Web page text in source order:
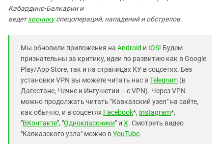
Кабардино-Балкарии и
ведетхроникуспецопераций, нападений и обстрелов.
Мы обновили приложения на Android и IOS! Будем
признательны за критику, идеи по развитию как в Google
Play/App Store, так и на страницах КУ в соцсетях. Без
установки VPN вы можете читать нас вTelegram (в
Дагестане, Чечне и Ингушетии – с VPN). Через VPN
можно продолжать читать "Кавказский узел" на сайте,
как обычно, и в соцсетях Facebook*, Instagram*,
"ВКонтакте", "Одноклассники" и X. Смотреть видео
"Кавказского узла" можно вYouTube.